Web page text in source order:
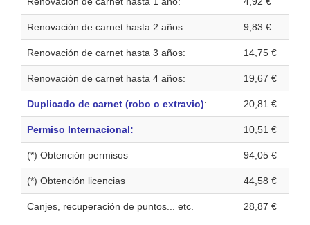
Renovación de carnet hasta 2 años: 9,83 €
Renovación de carnet hasta 3 años: 14,75 €
Renovación de carnet hasta 4 años: 19,67 €
Duplicado de carnet (robo o extravio): 20,81 €
Permiso Internacional: 10,51 €
(*) Obtención permisos 94,05 €
(*) Obtención licencias 44,58 €
Canjes, recuperación de puntos... etc. 28,87 €